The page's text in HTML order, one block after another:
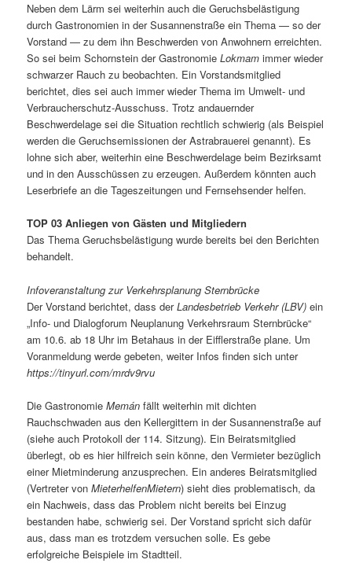
Neben dem Lärm sei weiterhin auch die Geruchsbelästigung
durch Gastronomien in der Susannenstraße ein Thema — so der
Vorstand — zu dem ihn Beschwerden von Anwohnern erreichten.
So sei beim Schornstein der GastronomieLokmam immer wieder
schwarzer Rauch zu beobachten. Ein Vorstandsmitglied
berichtet, dies sei auch immer wieder Thema im Umwelt- und
Verbraucherschutz-Ausschuss. Trotz andauernder
Beschwerdelage sei die Situation rechtlich schwierig (als Beispiel
werden die Geruchsemissionen der Astrabrauerei genannt). Es
lohne sich aber, weiterhin eine Beschwerdelage beim Bezirksamt
und in den Ausschüssen zu erzeugen. Außerdem könnten auch
Leserbriefe an die Tageszeitungen und Fernsehsender helfen.
TOP 03 Anliegen von Gästen und Mitgliedern
Das Thema Geruchsbelästigung wurde bereits bei den Berichten
behandelt.
Infoveranstaltung zur Verkehrsplanung Sternbrücke
Der Vorstand berichtet, dass derLandesbetrieb Verkehr (LBV) ein
„Info- und Dialogforum Neuplanung Verkehrsraum Sternbrücke“
am 10.6. ab 18 Uhr im Betahaus in der Eifflerstraße plane. Um
Voranmeldung werde gebeten, weiter Infos finden sich unter
https://tinyurl.com/mrdv9rvu
Die GastronomieMemán fällt weiterhin mit dichten
Rauchschwaden aus den Kellergittern in der Susannenstraße auf
(siehe auch Protokoll der 114. Sitzung). Ein Beiratsmitglied
überlegt, ob es hier hilfreich sein könne, den Vermieter bezüglich
einer Mietminderung anzusprechen. Ein anderes Beiratsmitglied
(Vertreter vonMieterhelfenMietern) sieht dies problematisch, da
ein Nachweis, dass das Problem nicht bereits bei Einzug
bestanden habe, schwierig sei. Der Vorstand spricht sich dafür
aus, dass man es trotzdem versuchen solle. Es gebe
erfolgreiche Beispiele im Stadtteil.